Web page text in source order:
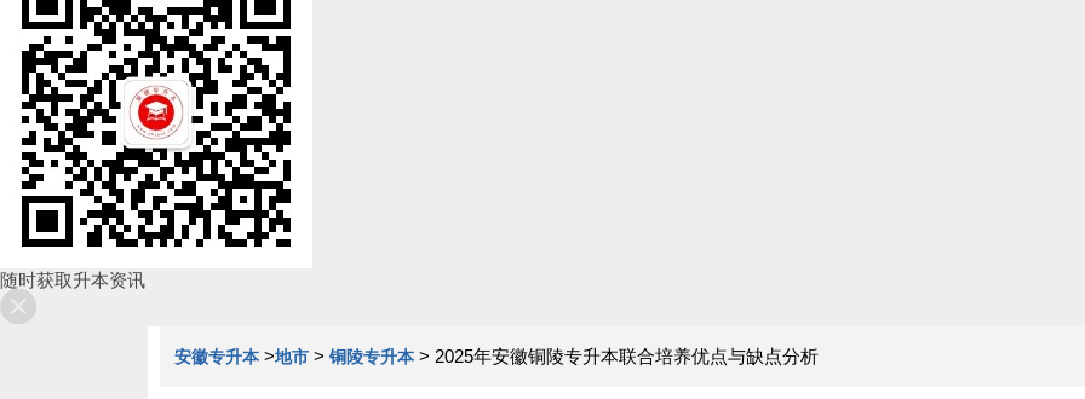
随时获取升本资讯
安徽专升本 >地市 > 铜陵专升本 > 2025年安徽铜陵专升本联合培养优点与缺点分析